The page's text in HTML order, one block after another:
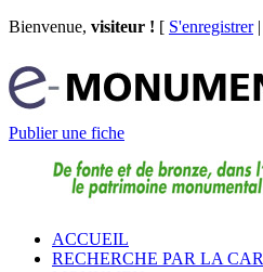
Bienvenue, visiteur ! [ S'enregistrer|
Publier une fiche
ACCUEIL
RECHERCHE PAR LA